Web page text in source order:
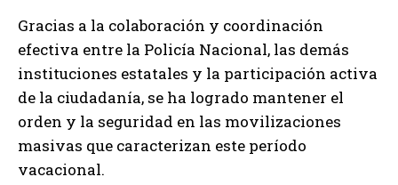
Gracias a la colaboración y coordinación
efectiva entre la Policía Nacional, las demás
instituciones estatales y la participación activa
de la ciudadanía, se ha logrado mantener el
orden y la seguridad en las movilizaciones
masivas que caracterizan este período
vacacional.